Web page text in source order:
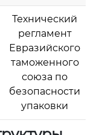
Технический
регламент
Евразийского
таможенного
союза по
безопасности
упаковки